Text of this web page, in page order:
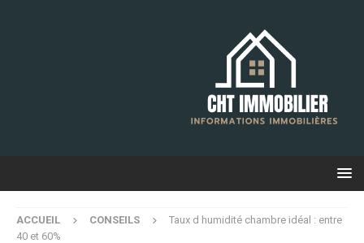
ACCUEIL CONSEILS
Taux d humidité chambre idéal : entre
40 et 60%